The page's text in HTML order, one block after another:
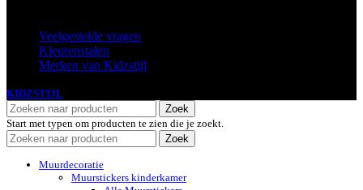
Veelgestelde vragen
Kleurenstalen
Merken van Kidzstijl
KIDZSTIJL
Zoek
Start met typen om producten te zien die je zoekt.
Zoek
Muurdecoratie
Muurstickers kinderkamer